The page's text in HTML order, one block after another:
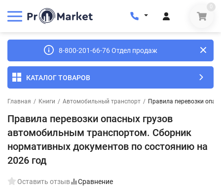
0
8-800-201-66-76 Отдел продаж
КАТАЛОГ ТОВАРОВ
Главная / Книги / Автомобильный транспорт / Правила перевозки
Правила перевозки опасных грузов
автомобильным транспортом. Сборник
нормативных документов по состоянию на
2026 год
Оставить отзыв Сравнение